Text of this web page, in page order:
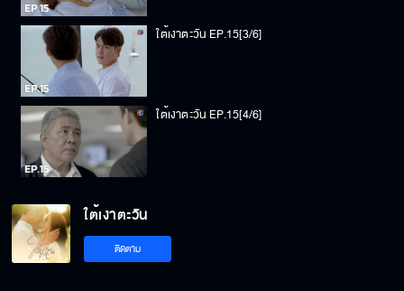
ใต้เงาตะวัน EP.15[3/6]
ใต้เงาตะวัน EP.15[4/6]
ใต้เงาตะวัน
ติดตาม